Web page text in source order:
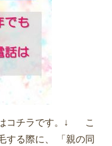
コチラです。↓ こ
する際に、 「親の同